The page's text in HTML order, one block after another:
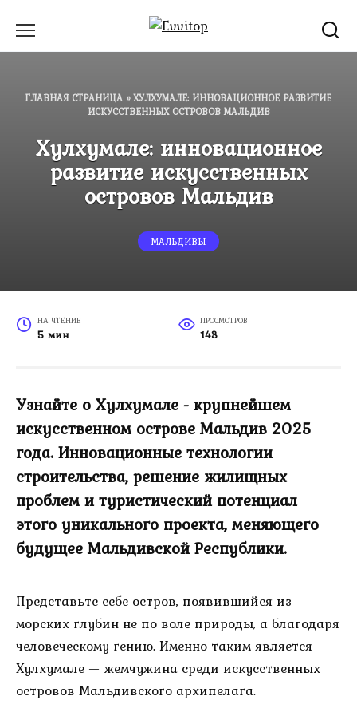
содержанию
ГЛАВНАЯ СТРАНИЦА »ХУЛХУМАЛЕ: ИННОВАЦИОННОЕ РАЗВИТИЕ
ИСКУССТВЕННЫХ ОСТРОВОВ МАЛЬДИВ
Хулхумале: инновационное
развитие искусственных
островов Мальдив
МАЛЬДИВЫ
НА ЧТЕНИЕ
5 мин
ПРОСМОТРОВ
143
Узнайте о Хулхумале - крупнейшем
искусственном острове Мальдив 2025
года. Инновационные технологии
строительства, решение жилищных
проблем и туристический потенциал
этого уникального проекта, меняющего
будущее Мальдивской Республики.
Представьте себе остров, появившийся из
морских глубин не по воле природы, а благодаря
человеческому гению. Именно таким является
Хулхумале — жемчужина среди искусственных
островов Мальдивского архипелага.